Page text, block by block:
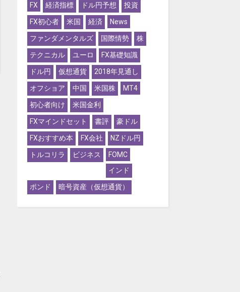
FX 経済指標 ドル円予想 投資
FX初心者 米国 経済 News
ファンダメンタルズ 国際情勢 株
テクニカル ユーロ FX基礎知識
ドル円 仮想通貨 2018年見通し
オフショア 中国 米国株 MT4
初心者向け 米国金利
FXマインドセット 書評 豪ドル
FXおすすめ本 FX会社 NZドル円
トルコリラ ビジネス
FOMC
インド
ポンド 暗号資産（仮想通貨）